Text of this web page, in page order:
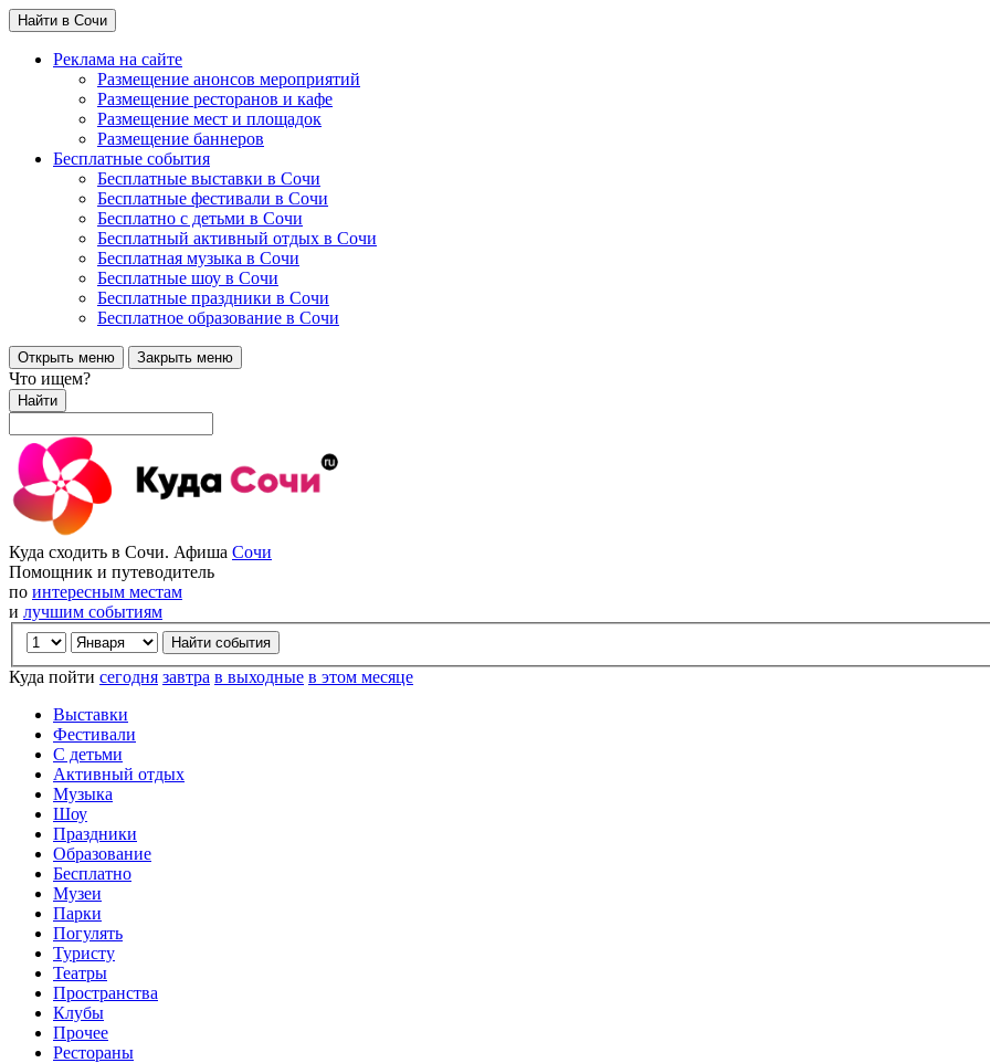
Найти в Сочи
Реклама на сайте
Размещение анонсов мероприятий
Размещение ресторанов и кафе
Размещение мест и площадок
Размещение баннеров
Бесплатные события
Бесплатные выставки в Сочи
Бесплатные фестивали в Сочи
Бесплатно с детьми в Сочи
Бесплатный активный отдых в Сочи
Бесплатная музыка в Сочи
Бесплатные шоу в Сочи
Бесплатные праздники в Сочи
Бесплатное образование в Сочи
Открыть меню Закрыть меню
Что ищем?
Найти
Куда сходить в Сочи. Афиша Сочи
Помощник и путеводитель
по интересным местам
и лучшим событиям
Куда пойти сегодня завтра в выходные в этом месяце
Выставки
Фестивали
С детьми
Активный отдых
Музыка
Шоу
Праздники
Образование
Бесплатно
Музеи
Парки
Погулять
Туристу
Театры
Пространства
Клубы
Прочее
Рестораны